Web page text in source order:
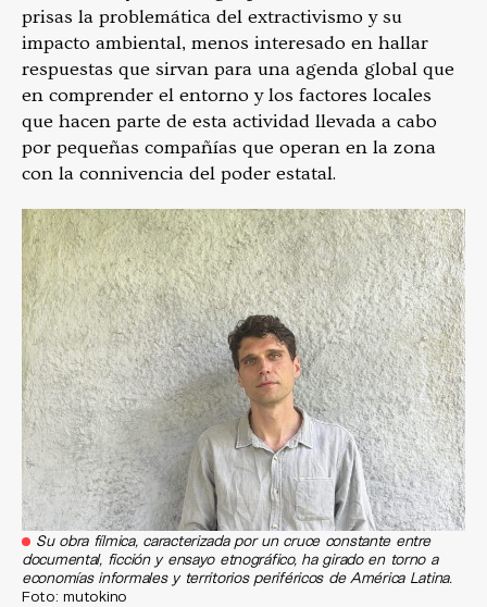
prisas la problemática del extractivismo y su
impacto ambiental, menos interesado en hallar
respuestas que sirvan para una agenda global que
en comprender el entorno y los factores locales
que hacen parte de esta actividad llevada a cabo
por pequeñas compañías que operan en la zona
con la connivencia del poder estatal.
Su obra fílmica, caracterizada por un cruce constante entre
documental, ficción y ensayo etnográfico, ha girado en torno a
economías informales y territorios periféricos de América Latina.
Foto: mutokino